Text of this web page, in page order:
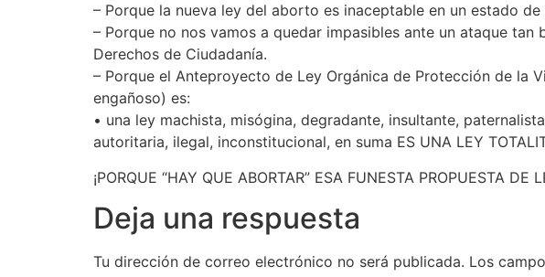
– Porque la nueva ley del aborto es inaceptable en un estado de
– Porque no nos vamos a quedar impasibles ante un ataque
Derechos de Ciudadanía.
– Porque el Anteproyecto de Ley Orgánica de Protección de la
engañoso) es:
• una ley machista, misógina, degradante, insultante,
autoritaria, ilegal, inconstitucional, en suma ES UNA LEY
¡PORQUE “HAY QUE ABORTAR” ESA FUNESTA PROPUESTA
Deja una respuesta
Tu dirección de correo electrónico no será publicada. Los